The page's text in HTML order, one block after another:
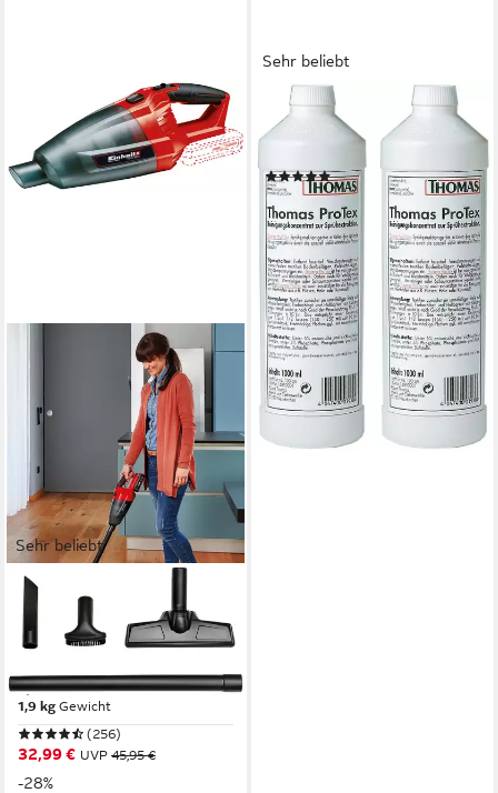
Sehr beliebt
EINHELL
Akku-Handstaubsauger TE-
VC 18 Li-Solo
Leistung
0,54 l Größe Staubbehälter
1,9 kg Gewicht
(256)
32,99 € UVP 45,95 €
-28%
Sehr beliebt
THOMAS
Protex Teppichreiniger (2x1l
(625)
22,21 €
(11,11 €/ 1 l)
lieferbar - in 2-3 Werktagen bei dir